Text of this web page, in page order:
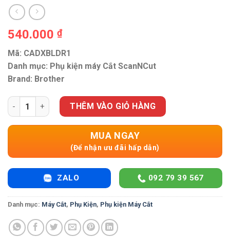
540.000 ₫
Mã: CADXBLDR1
Danh mục: Phụ kiện máy Cắt ScanNCut
Brand: Brother
Phụ kiện máy Cắt ScanNcut SDX1200 Lưỡi dao xoay cắt vải
THÊM VÀO GIỎ HÀNG
MUA NGAY
(Để nhận ưu đãi hấp dẫn)
ZALO 092 79 39 567
Danh mục: Máy Cắt, Phụ Kiện, Phụ kiện Máy Cắt